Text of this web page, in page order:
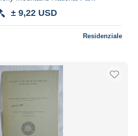
± 9,22 USD
Residenziale